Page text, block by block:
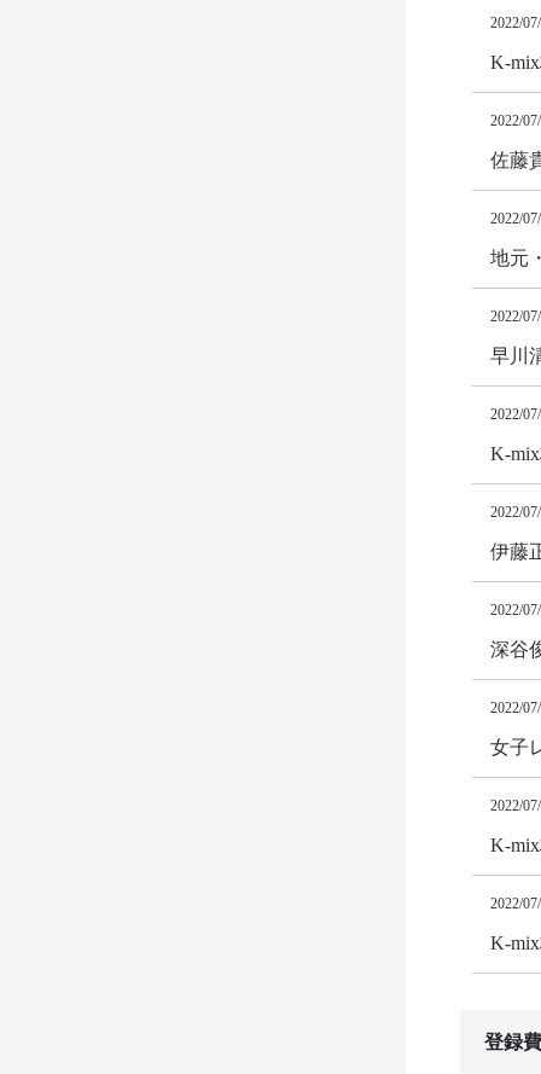
2022/
K-
2022/
佐藤
2022/
地元
2022/
早川
2022/
K-
2022/
伊藤
2022/
深谷
2022/
女子
2022/
K-
2022/
K-
登録